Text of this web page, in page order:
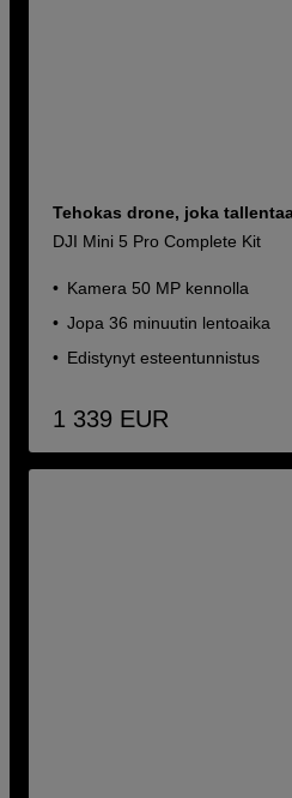
Tehokas drone, joka
DJI Mini 5 Pro Complete Kit
Kamera 50 MP kennolla
Jopa 36 minuutin lentoaika
Edistynyt esteentunnistus
1 339 EUR